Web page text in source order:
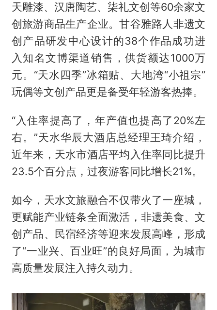
天雕漆、汉唐陶艺、柒礼文创等60余家文
创旅游商品生产企业。甘谷雅路人非遗文
创产品研发中心设计的38个作品成功进
入知名文博渠道销售，供货额达1000万
元。“天水四季”冰箱贴、大地湾“小祖宗”
玩偶等文创产品更是备受年轻游客热捧。
“入住率提高了，年产值也提高了20%左
右。”天水华辰大酒店总经理王琦介绍，
近年来，天水市酒店平均入住率同比提升
23.5个百分点，过夜游客同比增长21%。
如今，天水文旅融合不仅带火了一座城，
更赋能产业链条全面激活，非遗美食、文
创产品、民宿经济等迎来发展高峰，形成
了“一业兴、百业旺”的良好局面，为城市
高质量发展注入持久动力。